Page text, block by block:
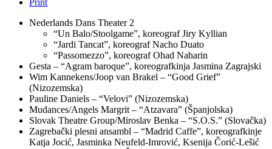
Print
Nederlands Dans Theater 2
“Un Balo/Stoolgame”, koreograf Jiry Kyllian
“Jardi Tancat”, koreograf Nacho Duato
“Passomezzo”, koreograf Ohad Naharin
Gesta – “Agram baroque”, koreografkinja Jasmina Zagrajski
Wim Kannekens/Joop van Brakel – “Good Grief”
(Nizozemska)
Pauline Daniels – “Velovi” (Nizozemska)
Mudances/Angels Margrit – “Atzavara” (Španjolska)
Slovak Theatre Group/Miroslav Benka – “S.O.S.” (Slovačka)
Zagrebački plesni ansambl – “Madrid Caffe”, koreografkinje
Katja Jocić, Jasminka Neufeld-Imrović, Ksenija Čorić-Lešić